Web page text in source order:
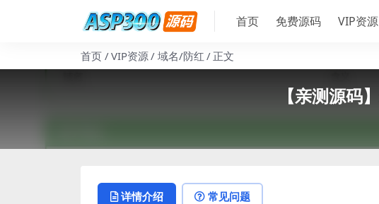
首页 免费源码 VIP资源
首页 VIP资源 域名/防红 正文
【亲测源码
详情介绍 常见问题